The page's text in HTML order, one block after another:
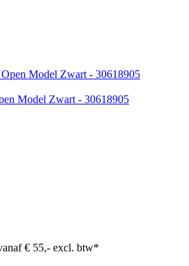
Model Zwart - 30618905
€ 55,- excl. btw*